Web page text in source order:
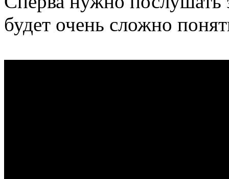
будет очень сложно